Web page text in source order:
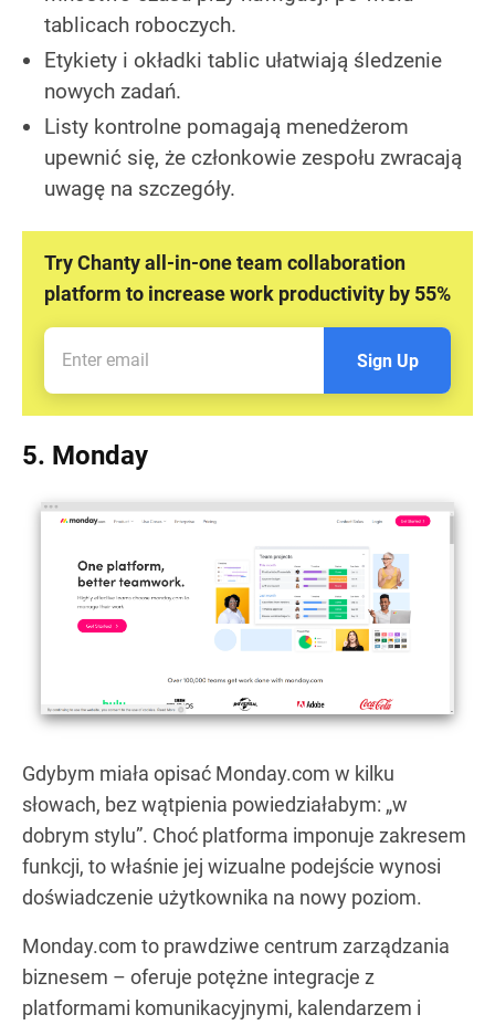
tablicach roboczych.
Etykiety i okładki tablic ułatwiają śledzenie
nowych zadań.
Listy kontrolne pomagają menedżerom
upewnić się, że członkowie zespołu zwracają
uwagę na szczegóły.
Try Chanty all-in-one team collaboration
platform to increase work productivity by 55%
Sign Up
5. Monday
Gdybym miała opisać Monday.com w kilku
słowach, bez wątpienia powiedziałabym: „w
dobrym stylu”. Choć platforma imponuje zakresem
funkcji, to właśnie jej wizualne podejście wynosi
doświadczenie użytkownika na nowy poziom.
Monday.com to prawdziwe centrum zarządzania
biznesem – oferuje potężne integracje z
platformami komunikacyjnymi, kalendarzem i